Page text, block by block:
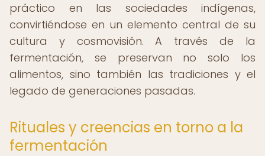
práctico en las sociedades indígenas,
convirtiéndose en un elemento central de su
cultura y cosmovisión. A través de la
fermentación, se preservan no solo los
alimentos, sino también las tradiciones y el
legado de generaciones pasadas.
Rituales y creencias en torno a la
fermentación